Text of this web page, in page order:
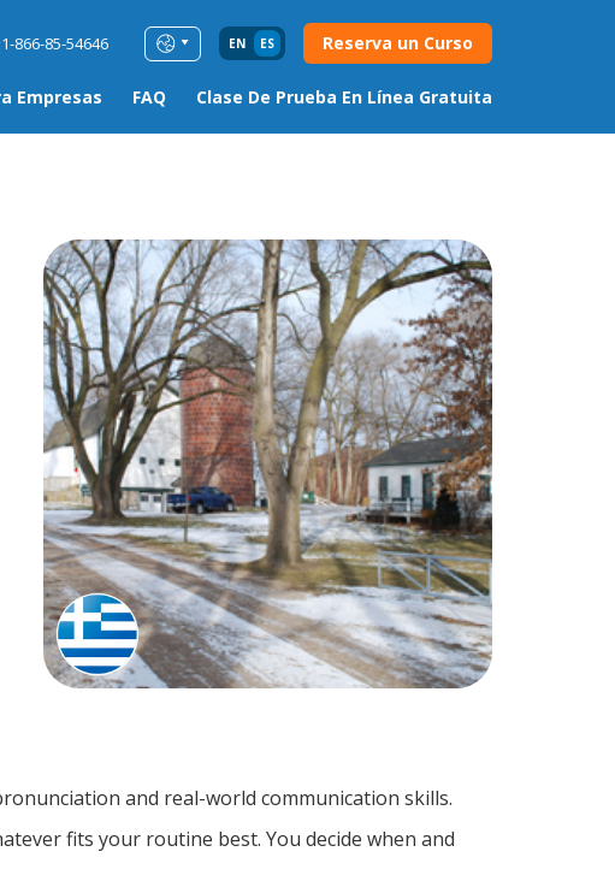
1-866-85-54646 EN ES Reserva un Curso
Empresas FAQ Clase De Prueba En Línea Gratuita
and real-world communication skills.
fits your routine best. You decide when and